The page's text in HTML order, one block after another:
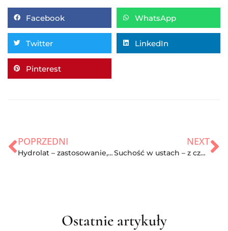
Facebook WhatsApp
Twitter LinkedIn
Pinterest
POPRZEDNI
Hydrolat – zastosowanie, rodzaje. Gdzie kupić?
NEXT
Suchość w ustach – z czego wynika? Profilaktyka
Ostatnie artykuły